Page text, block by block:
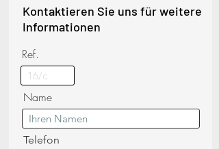
Kontaktieren Sie uns für weitere
Informationen
Ref.
Name
Telefon